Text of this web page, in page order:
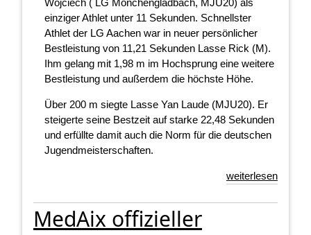
einziger Athlet unter 11 Sekunden. Schnellster
Athlet der LG Aachen war in neuer persönlicher
Bestleistung von 11,21 Sekunden Lasse Rick (M).
Ihm gelang mit 1,98 m im Hochsprung eine weitere
Bestleistung und außerdem die höchste Höhe.
Über 200 m siegte Lasse Yan Laude (MJU20). Er
steigerte seine Bestzeit auf starke 22,48 Sekunden
und erfüllte damit auch die Norm für die deutschen
Jugendmeisterschaften.
weiterlesen
MedAix offizieller